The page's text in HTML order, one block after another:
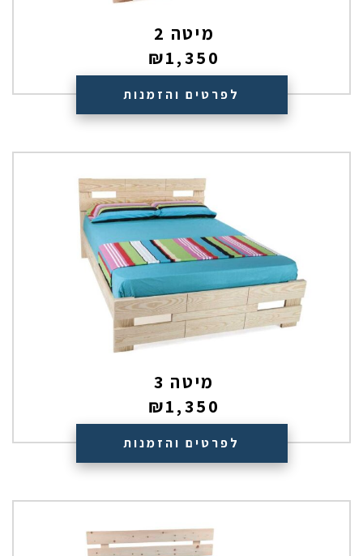
מיטה 2
₪1,350
לפרטים והזמנות
מיטה 3
₪1,350
לפרטים והזמנות